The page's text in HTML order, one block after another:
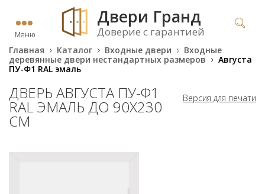
Меню
Двери Гранд
Доверие с гарантией
Главная Каталог Входные двери
Входные
деревянные двери нестандартных размеров
Августа
ПУ-Ф1 RAL эмаль
Версия для печати
ДВЕРЬ АВГУСТА ПУ-Ф1
RAL ЭМАЛЬ ДО 90Х230
СМ